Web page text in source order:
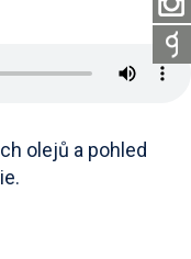
olejů a pohled